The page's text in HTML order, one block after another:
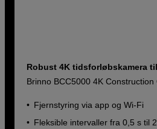
Robust 4K tidsforløbskamera
Brinno BCC5000 4K Construction
Fjernstyring via app og Wi-Fi
Fleksible intervaller fra 0,5 s til